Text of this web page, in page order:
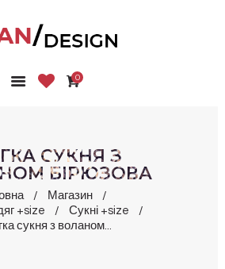
0
СУКНЯ З
БІРЮЗОВА
Магазин
+size
Сукні +size
сукня з воланом...